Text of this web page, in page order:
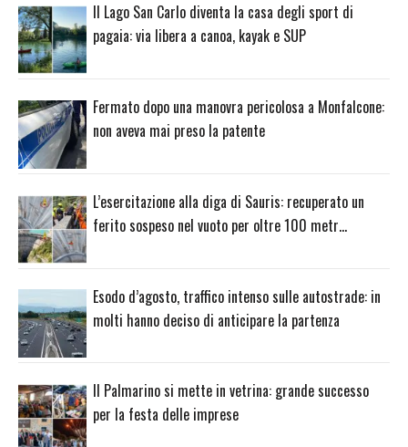
Il Lago San Carlo diventa la casa degli sport di
pagaia: via libera a canoa, kayak e SUP
Fermato dopo una manovra pericolosa a Monfalcone:
non aveva mai preso la patente
L’esercitazione alla diga di Sauris: recuperato un
ferito sospeso nel vuoto per oltre 100 metr…
Esodo d’agosto, traffico intenso sulle autostrade: in
molti hanno deciso di anticipare la partenza
Il Palmarino si mette in vetrina: grande successo
per la festa delle imprese